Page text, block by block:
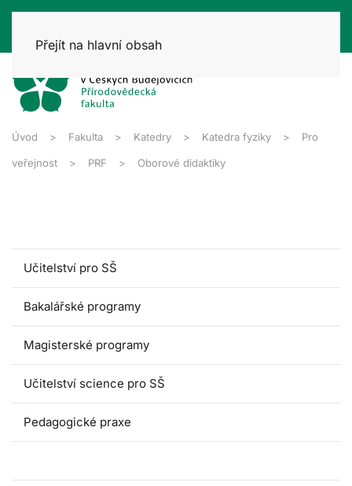
Přejít na hlavní obsah
Úvod Fakulta Katedry Katedra fyziky Pro
veřejnost PRF Oborové didaktiky
Učitelství pro SŠ
Bakalářské programy
Magisterské programy
Učitelství science pro SŠ
Pedagogické praxe